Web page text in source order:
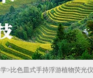
>比色皿式手持浮游植物荧光仪